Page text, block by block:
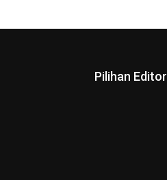
Pilihan Editor